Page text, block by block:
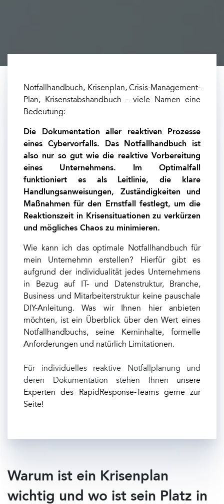
Notfallhandbuch, Krisenplan, Crisis-Management-
Plan, Krisenstabshandbuch - viele Namen eine
Bedeutung:
Die Dokumentation aller reaktiven Prozesse
eines Cybervorfalls. Das Notfallhandbuch ist
also nur so gut wie die reaktive Vorbereitung
eines Unternehmens. Im Optimalfall
funktioniert es als Leitlinie, die klare
Handlungsanweisungen, Zuständigkeiten und
Maßnahmen für den Ernstfall festlegt, um die
Reaktionszeit in Krisensituationen zu verkürzen
und mögliches Chaos zu minimieren.
Wie kann ich das optimale Notfallhandbuch für
mein Unternehmn erstellen? Hierfür gibt es
aufgrund der individualität jedes Unternehmens
in Bezug auf IT- und Datenstruktur, Branche,
Business und Mitarbeiterstruktur keine pauschale
DIY-Anleitung. Was wir Ihnen hier anbieten
möchten, ist ein Überblick über den Wert eines
Notfallhandbuchs, seine Kerninhalte, formelle
Anforderungen und natürlich Limitationen.
Für individuelles reaktive Notfallplanung und
deren Dokumentation stehen Ihnen unsere
Experten des RapidResponse-Teams gerne zur
Seite!
Warum ist ein Krisenplan
wichtig und wo ist sein Platz in